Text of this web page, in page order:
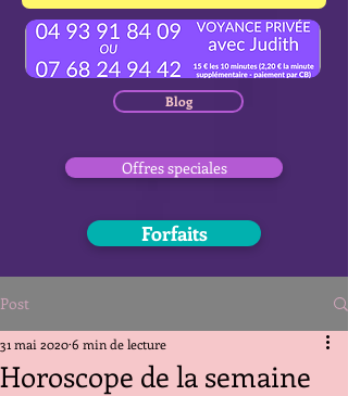
Blog
Offres speciales
Forfaits
Post
Horoscope de la semaine
31 mai 20206 min de lecture